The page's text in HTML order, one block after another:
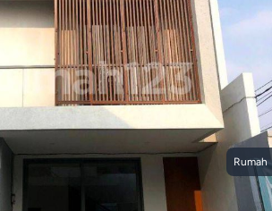
Rumah